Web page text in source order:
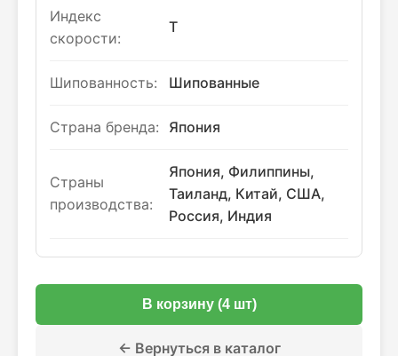
Индекс
скорости:
T
Шипованность: Шипованные
Страна бренда: Япония
Страны
производства:
Япония, Филиппины,
Таиланд, Китай, США,
Россия, Индия
В корзину (4 шт)
← Вернуться в каталог